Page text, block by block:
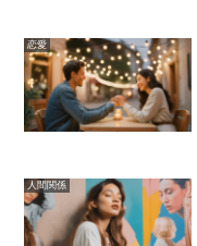
恋愛
人間関係